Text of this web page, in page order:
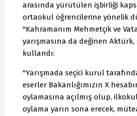
arasında yürütülen işbirliği
ortaokul öğrencilerine yönelik
"Kahramanım Mehmetçik ve
yarışmasına da değinen
kullandı:
"Yarışmada seçici kurul
eserler Bakanlığımızın X
oylamasına açılmış olup,
oylama yarın sona erecek,